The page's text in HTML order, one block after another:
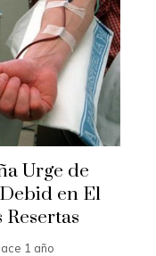
Urge de
en El
1 año